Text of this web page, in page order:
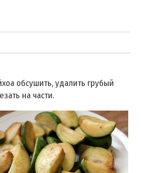
обсушить, удалить грубый
на части.